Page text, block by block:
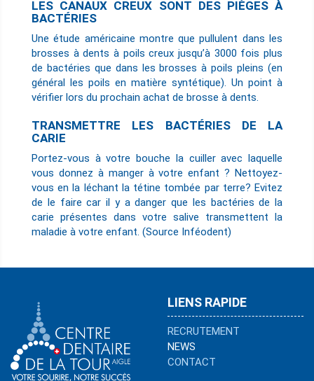
LES CANAUX CREUX SONT DES PIÈGES À
BACTÉRIES
Une étude américaine montre que pullulent dans les
brosses à dents à poils creux jusqu’à 3000 fois plus
de bactéries que dans les brosses à poils pleins (en
général les poils en matière syntétique). Un point à
vérifier lors du prochain achat de brosse à dents.
TRANSMETTRE LES BACTÉRIES DE LA
CARIE
Portez-vous à votre bouche la cuiller avec laquelle
vous donnez à manger à votre enfant ? Nettoyez-
vous en la léchant la tétine tombée par terre? Evitez
de le faire car il y a danger que les bactéries de la
carie présentes dans votre salive transmettent la
maladie à votre enfant. (Source Inféodent)
LIENS RAPIDE
RECRUTEMENT
NEWS
CONTACT